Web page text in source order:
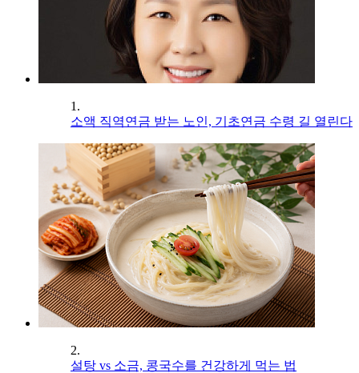
1.
소액 직역연금 받는 노인, 기초연금 수령 길 열린다
2.
설탕 vs 소금, 콩국수를 건강하게 먹는 법